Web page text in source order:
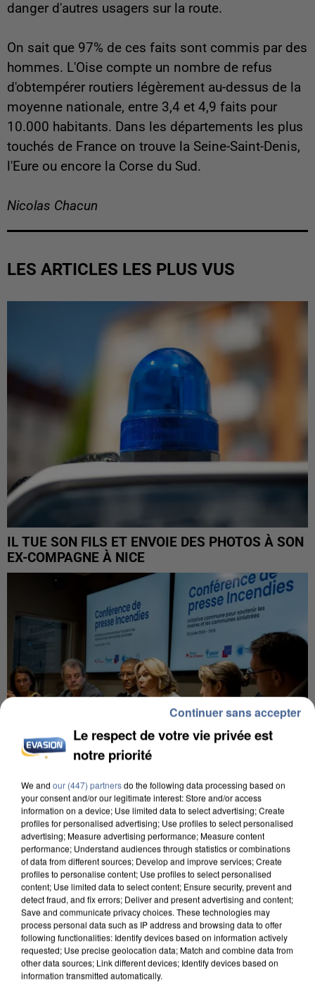
danger d'autres usagers sur la route.
On sait que 97% de ces faits sont commis par des
hommes. L'Oise compte un nombre de refus
d'obtempérer routiers légèrement au-dessus de la
moyenne nationale, entre 3,4 et 4,9 faits pour
10.000 habitants. Dans les départements les plus
touchés de France on trouve la Seine-Saint-Denis,
l'Eure ou encore la Corse du Sud.
Nicolas Chacun
LES ARTICLES LES PLUS VUS
IL TUE SON FILS ET ENVOIE DES PHOTOS À SON
EX-COMPAGNE À NICE
INCENDIES : L’ÎLE-DE-FRANCE LANCE UN ÉLAN
DE SOLIDARITÉ AVEC LES...
Le respect de votre vie privée est
notre priorité
We and our (447) partnersdo the following data processing based on
your consent and/or our legitimate interest: Store and/or access
information on a device; Use limited data to select advertising; Create
profiles for personalised advertising; Use profiles to select personalised
advertising; Measure advertising performance; Measure content
performance; Understand audiences through statistics or combinations
of data from different sources; Develop and improve services; Create
profiles to personalise content; Use profiles to select personalised
content; Use limited data to select content; Ensure security, prevent and
detect fraud, and fix errors; Deliver and present advertising and content;
Save and communicate privacy choices. These technologies may
process personal data such as IP address and browsing data to offer
following functionalities: Identify devices based on information actively
requested; Use precise geolocation data; Match and combine data from
other data sources; Link different devices; Identify devices based on
information transmitted automatically.
Continuer sans accepter